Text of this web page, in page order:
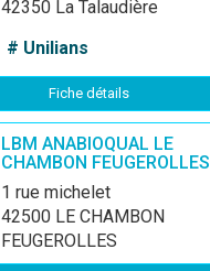
42350 La Talaudière
# Unilians
Fiche détails
LBM ANABIOQUAL LE
CHAMBON FEUGEROLLES
1 rue michelet
42500 LE CHAMBON
FEUGEROLLES